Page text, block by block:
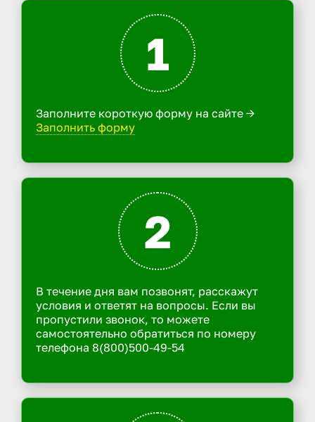
1
Заполните короткую форму на сайте ->
Заполнить форму
2
В течение дня вам позвонят, расскажут
условия и ответят на вопросы. Если вы
пропустили звонок, то можете
самостоятельно обратиться по номеру
телефона 8(800)500-49-54